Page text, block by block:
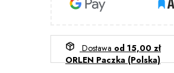
Dostawa od 15,00 zł
ORLEN Paczka (Polska)